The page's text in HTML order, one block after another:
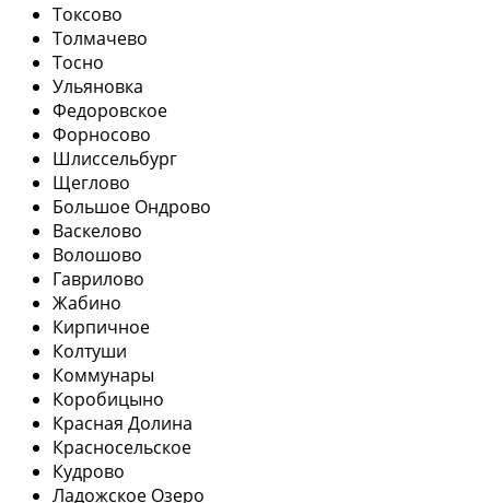
Токсово
Толмачево
Тосно
Ульяновка
Федоровское
Форносово
Шлиссельбург
Щеглово
Большое Ондрово
Васкелово
Волошово
Гаврилово
Жабино
Кирпичное
Колтуши
Коммунары
Коробицыно
Красная Долина
Красносельское
Кудрово
Ладожское Озеро